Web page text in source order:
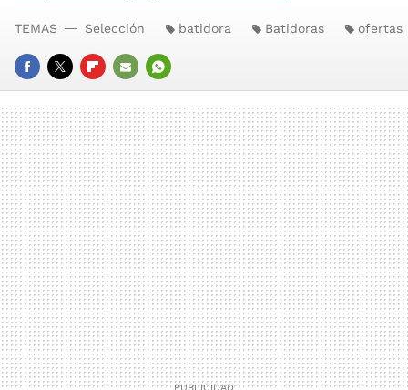
FACEBOOK
TWITTERFLIPBOARD
E-
MAIL
WHATSAPP
TEMAS Selección batidora Batidoras ofertas